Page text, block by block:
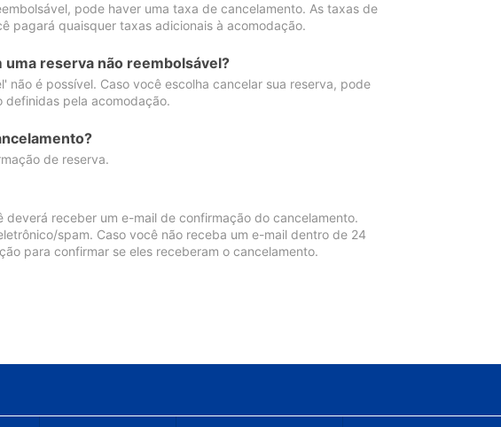
pode haver uma taxa de cancelamento. As taxas de
pagará quaisquer taxas adicionais à acomodação.
reserva não reembolsável?
não é possível. Caso você escolha cancelar sua reserva, pode
definidas pela acomodação.
de reserva.
receber um e-mail de confirmação do cancelamento.
spam. Caso você não receba um e-mail dentro de 24
para confirmar se eles receberam o cancelamento.